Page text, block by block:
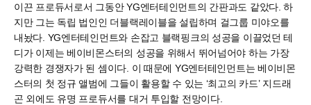
이끈 프로듀서로서 그동안 YG엔터테인먼트의 간판과도 같았다. 하
지만 그는 독립 법인인 더블랙레이블을 설립하며 걸그룹 미야오를
내놨다. YG엔터테인먼트와 손잡고 블랙핑크의 성공을 이끌었던 테
디가 이제는 베이비몬스터의 성공을 위해서 뛰어넘어야 하는 가장
강력한 경쟁자가 된 셈이다. 이 때문에 YG엔터테인먼트는 베이비몬
스터의 첫 정규 앨범에 그들이 활용할 수 있는 ‘최고의 카드’ 지드래
곤 외에도 유명 프로듀서를 대거 투입할 전망이다.